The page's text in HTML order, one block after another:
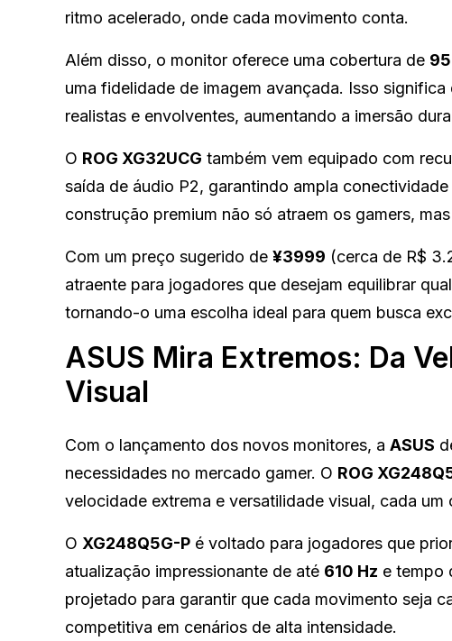
ritmo acelerado, onde cada movimento conta.
Além disso, o monitor oferece uma cobertura de
uma fidelidade de imagem avançada. Isso
realistas e envolventes, aumentando a imersão
O ROG XG32UCG também vem equipado com
saída de áudio P2, garantindo ampla
construção premium não só atraem os gamers,
Com um preço sugerido de ¥3999 (cerca de R$
atraente para jogadores que desejam equilibrar
tornando-o uma escolha ideal para quem busca
ASUS Mira Extremos: Da
Visual
Com o lançamento dos novos monitores, a ASUS
necessidades no mercado gamer. O ROG
velocidade extrema e versatilidade visual, cada
O XG248Q5G-P é voltado para jogadores que
atualização impressionante de até 610 Hz e tempo
projetado para garantir que cada movimento seja
competitiva em cenários de alta intensidade.